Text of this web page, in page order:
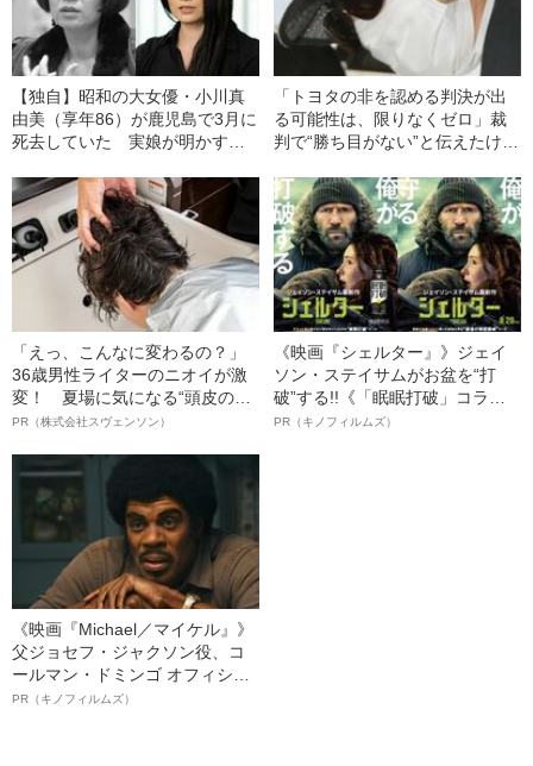
【独自】昭和の大女優・小川真
由美（享年86）が鹿児島で3月に
死去していた 実娘が明かす
「トヨタの非を認める判決が出
る可能性は、限りなくゼロ」裁
判で“勝ち目がない”と伝えたけれ
幸三を説得できなかった「長男
の葛藤」
「えっ、こんなに変わるの？」
36歳男性ライターのニオイが激
変！ 夏場に気になる“頭皮のニ
オイ”や“ベタつき”を解消す
ト”が生み出した徹底ケアとは
PR（株式会社スヴェンソン）
《映画『シェルター』》ジェイ
ソン・ステイサムがお盆を“打
破”する!!《「眠眠打破」コラ
ボ》
PR（キノフィルムズ）
《映画『Michael／マイケル』》
父ジョセフ・ジャクソン役、コ
ールマン・ドミンゴ オフィシャ
ルインタビュー“観客を魅了した
PR（キノフィルムズ）